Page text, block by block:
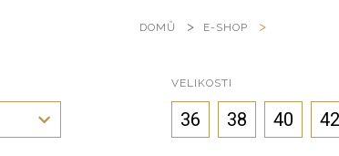
DOMŮ E-SHOP
VELIKOSTI
36 38 40 42